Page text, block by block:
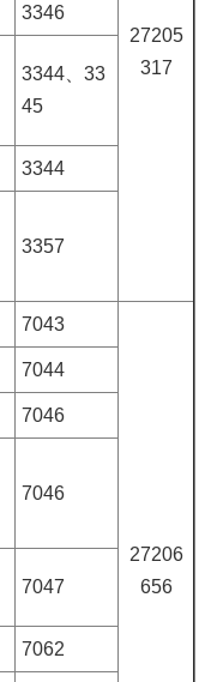
27205
317
3346
3344、33
45
3344
3357
7043
27206
656
7044
7046
7046
7047
7062